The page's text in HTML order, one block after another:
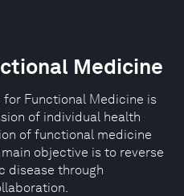
Medicine
Functional Medicine is
of individual health
of functional medicine
objective is to reverse
disease through